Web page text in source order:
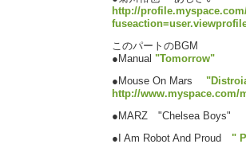
http://
このパートのBGM
●Manual "Tomorrow"
●Mouse On Mars
http://www.myspace.com/
●MARZ "Chelsea Boys"
●I Am Robot And Proud "